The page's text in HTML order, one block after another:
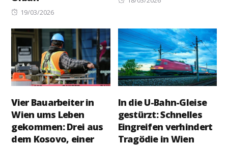
Posted
19/03/2026
Vier Bauarbeiter in
Wien ums Leben
gekommen: Drei aus
dem Kosovo, einer
In die U-Bahn-Gleise
gestürzt: Schnelles
Eingreifen verhindert
Tragödie in Wien